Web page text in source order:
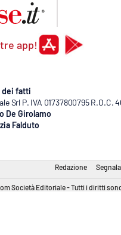
app!
dei fatti
Srl P. IVA 01737800795 R.O.C.
De Girolamo
Falduto
Redazione
Società Editoriale - Tutti i diritti